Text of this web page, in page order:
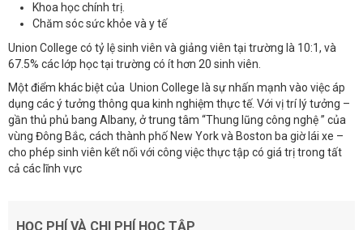
Khoa học chính trị.
Chăm sóc sức khỏe và y tế
Union College có tỷ lệ sinh viên và giảng viên tại trường là 10:1, và
67.5% các lớp học tại trường có ít hơn 20 sinh viên.
Một điểm khác biệt của Union College là sự nhấn mạnh vào việc áp
dụng các ý tưởng thông qua kinh nghiệm thực tế. Với vị trí lý tưởng –
gần thủ phủ bang Albany, ở trung tâm “Thung lũng công nghệ ” của
vùng Đông Bắc, cách thành phố New York và Boston ba giờ lái xe –
cho phép sinh viên kết nối với công việc thực tập có giá trị trong tất
cả các lĩnh vực
HỌC PHÍ VÀ CHI PHÍ HỌC TẬP